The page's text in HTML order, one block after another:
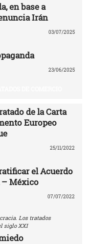
en base a
Irán
03/07/2025
23/06/2025
de la Carta
Europeo
25/11/2022
el Acuerdo
– México
07/07/2022
Los tratados
siglo XXI